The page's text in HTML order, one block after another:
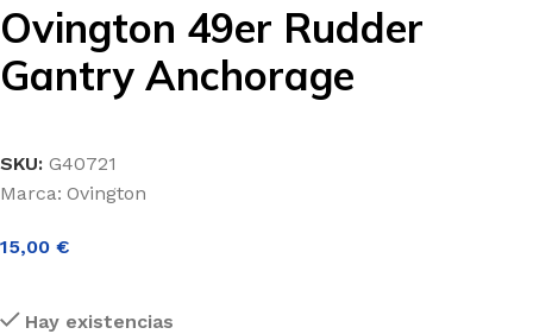
Ovington 49er Rudder
Gantry Anchorage
SKU: G40721
Marca: Ovington
15,00 €
Hay existencias